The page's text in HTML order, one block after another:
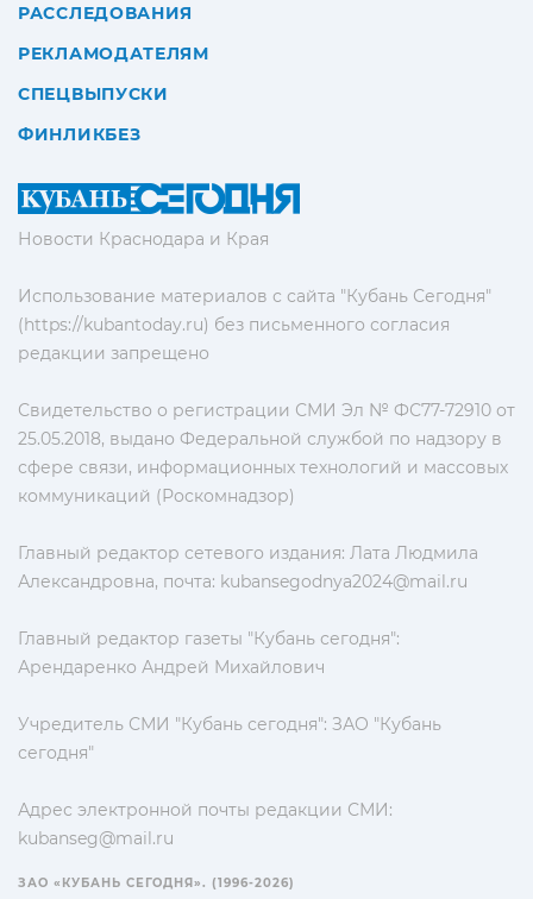
Новости Краснодара и Края
Использование материалов с сайта "Кубань Сегодня"
(https://kubantoday.ru) без письменного согласия
редакции запрещено
Свидетельство о регистрации СМИ Эл № ФС77-72910 от
25.05.2018, выдано Федеральной службой по надзору в
сфере связи, информационных технологий и массовых
коммуникаций (Роскомнадзор)
Главный редактор сетевого издания: Лата Людмила
Александровна, почта: kubansegodnya2024@mail.ru
Главный редактор газеты "Кубань сегодня":
Арендаренко Андрей Михайлович
Учредитель СМИ "Кубань сегодня": ЗАО "Кубань
сегодня"
Адрес электронной почты редакции СМИ:
kubanseg@mail.ru
РАССЛЕДОВАНИЯ
РЕКЛАМОДАТЕЛЯМ
СПЕЦВЫПУСКИ
ФИНЛИКБЕЗ
ЗАО «КУБАНЬ СЕГОДНЯ». (1996-2026)